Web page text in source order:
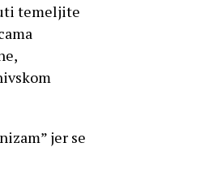
temeljite
jer se